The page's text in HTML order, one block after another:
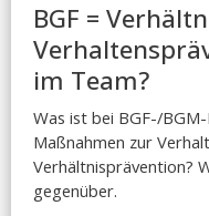
BGF =
im Team?
Was ist bei BGF-/
Maßnahmen zur
Verhältnisprävention?
gegenüber.